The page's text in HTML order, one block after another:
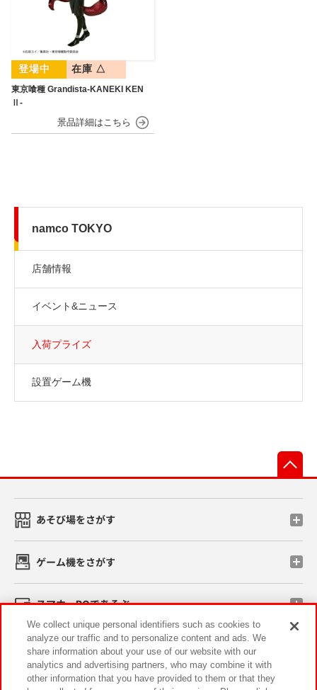
東京喰種 Grandista-KANEKI KEN
Ⅱ-
在庫 △
namco TOKYO
店舗情報
イベント&ニュース
入荷プライズ
設置ゲーム機
あそび場をさがす
ゲーム機をさがす
スマホ・PCであそぶ
イベント・キャンペーン
We collect unique personal identifiers such as cookies to
analyze our traffic and to personalize content and ads. We
share information about your use of our website with our
analytics and advertising partners, who may combine it with
other information that you have provided to them or that they